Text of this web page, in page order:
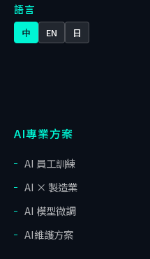
語言
中 EN 日
AI專業方案
AI 員工訓練
AI × 製造業
AI 模型微調
AI維護方案